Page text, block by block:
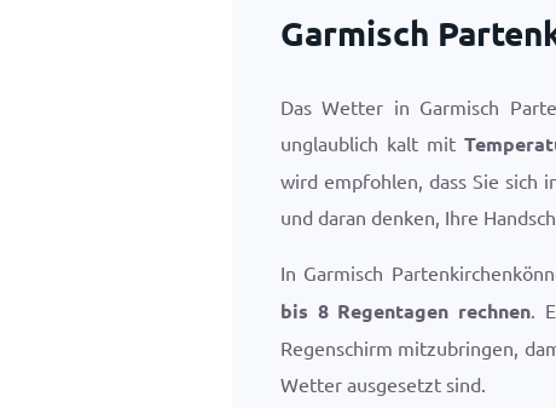
Garmisch
Das Wetter in Garmisch
unglaublich kalt mit
wird empfohlen, dass Sie sich
und daran denken, Ihre
In Garmisch
bis 8 Regentagen rechnen.
Regenschirm mitzubringen,
Wetter ausgesetzt sind.